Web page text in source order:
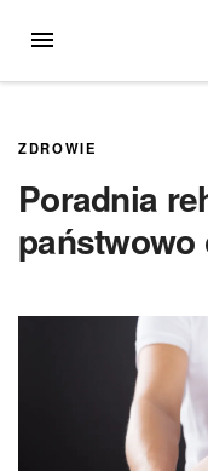
MENU
ZDROWIE
Poradnia